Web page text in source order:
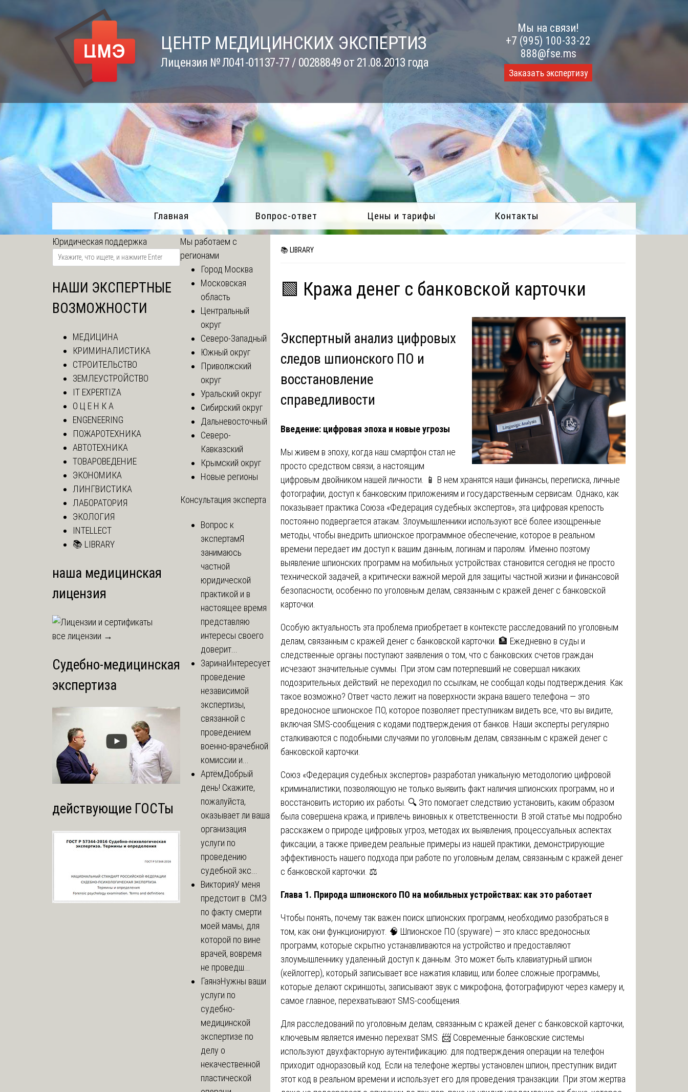
ЦЕНТР МЕДИЦИНСКИХ ЭКСПЕРТИЗ
Лицензия № Л041-01137-77 / 00288849 от 21.08.2013 года
Мы на связи!
+7 (995) 100-33-22
888@fse.ms
Заказать экспертизу
Главная Вопрос-ответ Цены и тарифы Контакты
📚 LIBRARY
🟩 Кража денег с банковской карточки
Экспертный анализ цифровых
следов шпионского ПО и
восстановление
справедливости
Введение: цифровая эпоха и новые угрозы
Мы живем в эпоху, когда наш смартфон стал не
просто средством связи, а настоящим
цифровым двойником нашей личности. 📱 В нем хранятся наши финансы, переписка, личные
фотографии, доступ к банковским приложениям и государственным сервисам. Однако, как
показывает практика Союза «Федерация судебных экспертов», эта цифровая крепость
постоянно подвергается атакам. Злоумышленники используют всё более изощренные
методы, чтобы внедрить шпионское программное обеспечение, которое в реальном
времени передает им доступ к вашим данным, логинам и паролям. Именно поэтому
выявление шпионских программ на мобильных устройствах становится сегодня не просто
технической задачей, а критически важной мерой для защиты частной жизни и финансовой
безопасности, особенно по уголовным делам, связанным с кражей денег с банковской
карточки.
Особую актуальность эта проблема приобретает в контексте расследований по уголовным
делам, связанным с кражей денег с банковской карточки. 🏦 Ежедневно в суды и
следственные органы поступают заявления о том, что с банковских счетов граждан
исчезают значительные суммы. При этом сам потерпевший не совершал никаких
подозрительных действий: не переходил по ссылкам, не сообщал коды подтверждения. Как
такое возможно? Ответ часто лежит на поверхности экрана вашего телефона — это
вредоносное шпионское ПО, которое позволяет преступникам видеть все, что вы видите,
включая SMS-сообщения с кодами подтверждения от банков. Наши эксперты регулярно
сталкиваются с подобными случаями по уголовным делам, связанным с кражей денег с
банковской карточки.
Союз «Федерация судебных экспертов» разработал уникальную методологию цифровой
криминалистики, позволяющую не только выявить факт наличия шпионских программ, но и
восстановить историю их работы. 🔍 Это помогает следствию установить, каким образом
была совершена кража, и привлечь виновных к ответственности. В этой статье мы подробно
расскажем о природе цифровых угроз, методах их выявления, процессуальных аспектах
фиксации, а также приведем реальные примеры из нашей практики, демонстрирующие
эффективность нашего подхода при работе по уголовным делам, связанным с кражей денег
с банковской карточки. ⚖️
Глава 1. Природа шпионского ПО на мобильных устройствах: как это работает
Чтобы понять, почему так важен поиск шпионских программ, необходимо разобраться в
том, как они функционируют. 🧠 Шпионское ПО (spyware) — это класс вредоносных
программ, которые скрытно устанавливаются на устройство и предоставляют
злоумышленнику удаленный доступ к данным. Это может быть клавиатурный шпион
(кейлоггер), который записывает все нажатия клавиш, или более сложные программы,
которые делают скриншоты, записывают звук с микрофона, фотографируют через камеру и,
самое главное, перехватывают SMS-сообщения.
Для расследований по уголовным делам, связанным с кражей денег с банковской карточки,
ключевым является именно перехват SMS. 📨 Современные банковские системы
используют двухфакторную аутентификацию: для подтверждения операции на телефон
приходит одноразовый код. Если на телефоне жертвы установлен шпион, преступник видит
этот код в реальном времени и использует его для проведения транзакции. При этом жертва
Юридическая поддержка
НАШИ ЭКСПЕРТНЫЕ
ВОЗМОЖНОСТИ
МЕДИЦИНА
КРИМИНАЛИСТИКА
СТРОИТЕЛЬСТВО
ЗЕМЛЕУСТРОЙСТВО
IT EXPERTIZA
О Ц Е Н К А
ENGENEERING
ПОЖАРОТЕХНИКА
АВТОТЕХНИКА
ТОВАРОВЕДЕНИЕ
ЭКОНОМИКА
ЛИНГВИСТИКА
ЛАБОРАТОРИЯ
ЭКОЛОГИЯ
INTELLECT
📚 LIBRARY
наша медицинская
лицензия
все лицензии →
Судебно-медицинская
экспертиза
действующие ГОСТы
Мы работаем с
регионами
Город Москва
Московская
область
Центральный
округ
Северо-Западный
Южный округ
Приволжский
округ
Уральский округ
Сибирский округ
Дальневосточный
Северо-
Кавказский
Крымский округ
Новые регионы
Консультация эксперта
Вопрос к
экспертамЯ
занимаюсь
частной
юридической
практикой и в
настоящее время
представляю
интересы своего
доверит...
ЗаринаИнтересует
проведение
независимой
экспертизы,
связанной с
проведением
военно-врачебной
комиссии и...
АртёмДобрый
день! Скажите,
пожалуйста,
оказывает ли ваша
организация
услуги по
проведению
судебной экс...
ВикторияУ меня
предстоит в СМЭ
по факту смерти
моей мамы, для
которой по вине
врачей, вовремя
не проведш...
ГаянэНужны ваши
услуги по
судебно-
медицинской
экспертизе по
делу о
некачественной
пластической